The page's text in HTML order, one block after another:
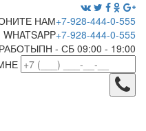
НАМ+7-928-444-0-555
WHATSAPP+7-928-444-0-555
ПН - СБ 09:00 - 19:00